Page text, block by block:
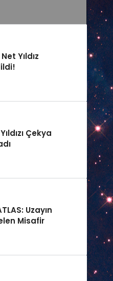
Yıldız
Çekya
Uzayın
Misafir